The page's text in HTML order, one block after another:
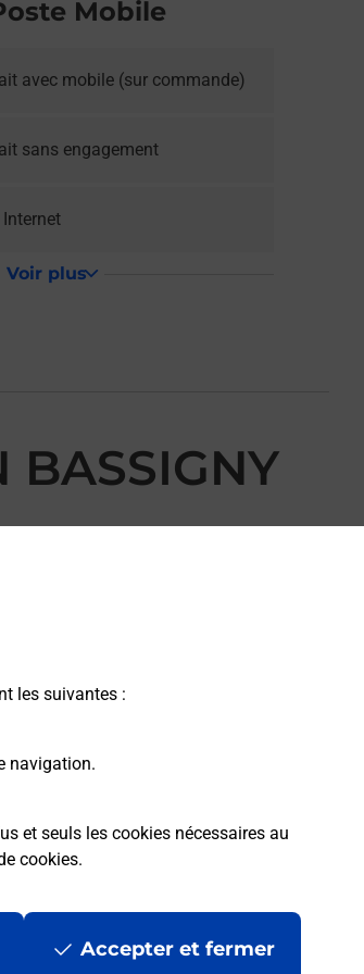
les suivantes :
navigation.
et seuls les cookies nécessaires au
cookies.
Accepter et fermer
Mobile
avec mobile (sur commande)
sans engagement
Voir plus